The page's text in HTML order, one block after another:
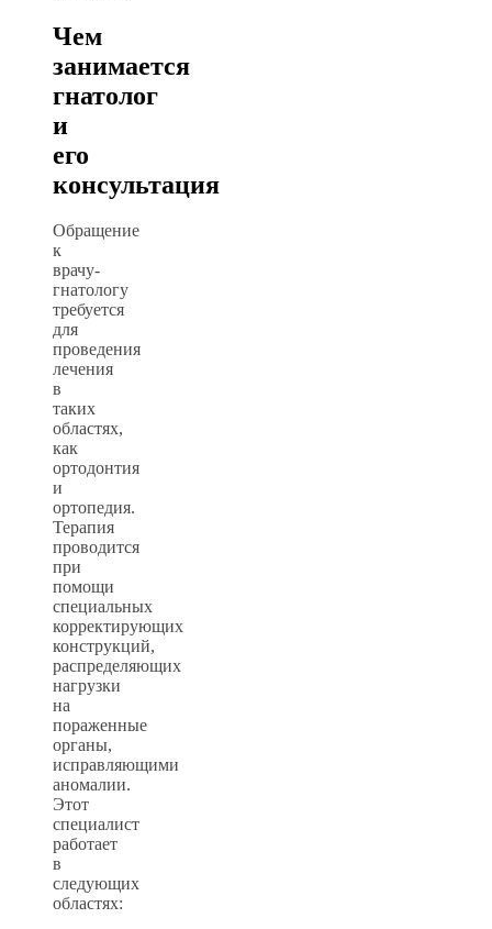
Чем
занимается
гнатолог
и
его
консультация
Обращение
к
врачу-
гнатологу
требуется
для
проведения
лечения
в
таких
областях,
как
ортодонтия
и
ортопедия.
Терапия
проводится
при
помощи
специальных
корректирующих
конструкций,
распределяющих
нагрузки
на
пораженные
органы,
исправляющими
аномалии.
Этот
специалист
работает
в
следующих
областях: